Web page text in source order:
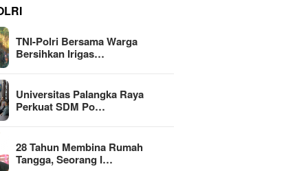
TNI-Polri Bersama Warga
Bersihkan Irigas…
Universitas Palangka Raya
Perkuat SDM Po…
28 Tahun Membina Rumah
Tangga, Seorang I…